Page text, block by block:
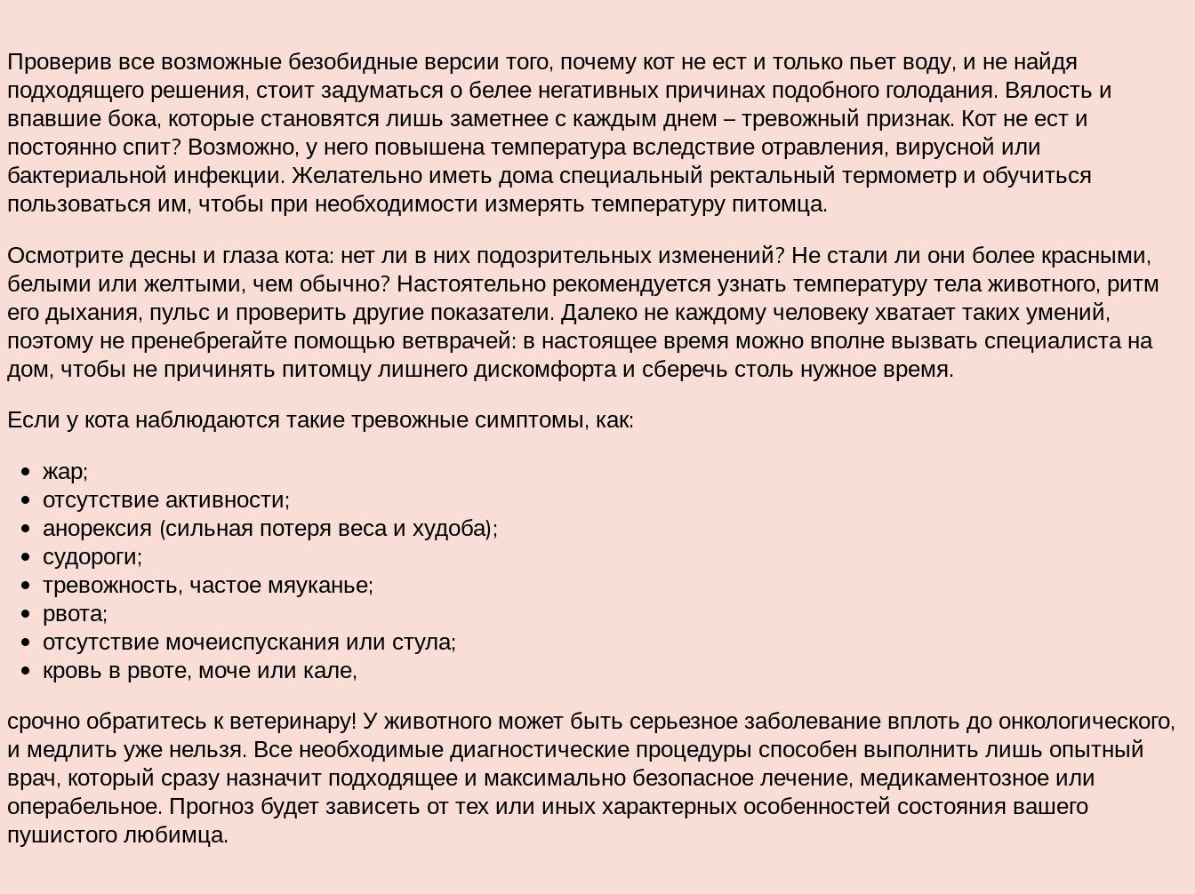
Проверив все возможные безобидные версии того, почему кот не ест и только пьет воду, и не найдя
подходящего решения, стоит задуматься о белее негативных причинах подобного голодания. Вялость и
впавшие бока, которые становятся лишь заметнее с каждым днем – тревожный признак. Кот не ест и
постоянно спит? Возможно, у него повышена температура вследствие отравления, вирусной или
бактериальной инфекции. Желательно иметь дома специальный ректальный термометр и обучиться
пользоваться им, чтобы при необходимости измерять температуру питомца.
Осмотрите десны и глаза кота: нет ли в них подозрительных изменений? Не стали ли они более красными,
белыми или желтыми, чем обычно? Настоятельно рекомендуется узнать температуру тела животного, ритм
его дыхания, пульс и проверить другие показатели. Далеко не каждому человеку хватает таких умений,
поэтому не пренебрегайте помощью ветврачей: в настоящее время можно вполне вызвать специалиста на
дом, чтобы не причинять питомцу лишнего дискомфорта и сберечь столь нужное время.
Если у кота наблюдаются такие тревожные симптомы, как:
жар;
отсутствие активности;
анорексия (сильная потеря веса и худоба);
судороги;
тревожность, частое мяуканье;
рвота;
отсутствие мочеиспускания или стула;
кровь в рвоте, моче или кале,
срочно обратитесь к ветеринару! У животного может быть серьезное заболевание вплоть до онкологического,
и медлить уже нельзя. Все необходимые диагностические процедуры способен выполнить лишь опытный
врач, который сразу назначит подходящее и максимально безопасное лечение, медикаментозное или
операбельное. Прогноз будет зависеть от тех или иных характерных особенностей состояния вашего
пушистого любимца.